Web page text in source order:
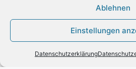
Ablehnen
Einstellungen
Datenschutzerklärung
Zahlung und Versand